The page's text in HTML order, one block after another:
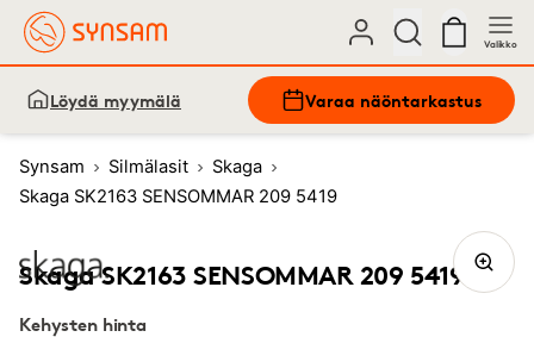
Valikko
Löydä myymälä Varaa näöntarkastus
Synsam Silmälasit
Skaga
Skaga SK2163 SENSOMMAR 209 5419
Skaga SK2163 SENSOMMAR 209 5419
Kehysten hinta